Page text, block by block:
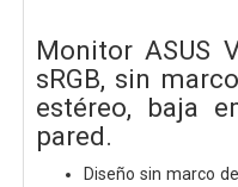
Monitor ASUS
sRGB, sin
estéreo, baja
pared.
Diseño sin marco